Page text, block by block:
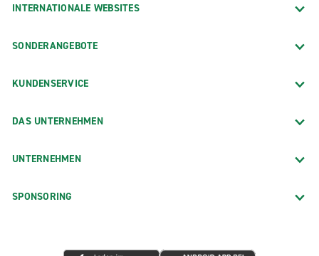
INTERNATIONALE WEBSITES
SONDERANGEBOTE
KUNDENSERVICE
DAS UNTERNEHMEN
UNTERNEHMEN
SPONSORING